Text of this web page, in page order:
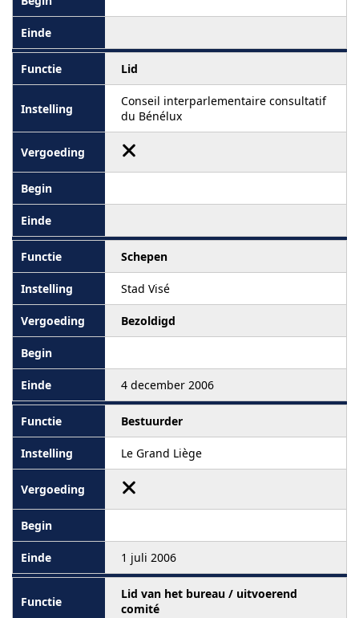
Lid
Conseil interparlementaire consultatif
du Bénélux
Schepen
Stad Visé
Bezoldigd
4 december 2006
Bestuurder
Le Grand Liège
1 juli 2006
Lid van het bureau / uitvoerend
comité